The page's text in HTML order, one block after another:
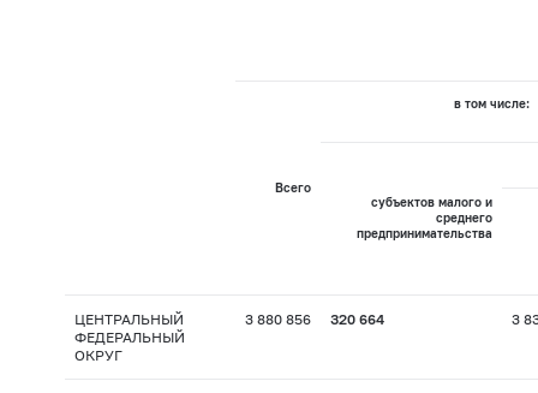
Всего
в том числе:
субъектов малого и
среднего
предпринимательства
ЦЕНТРАЛЬНЫЙ
ФЕДЕРАЛЬНЫЙ
ОКРУГ
3 880 856 320 664 3